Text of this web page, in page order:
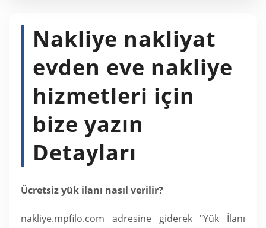
Nakliye nakliyat
evden eve nakliye
hizmetleri için
bize yazın
Detayları
Ücretsiz yük ilanı nasıl verilir?
nakliye.mpfilo.com adresine giderek "Yük İlanı